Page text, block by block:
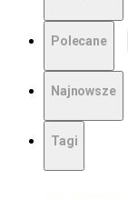
Polecane
Najnowsze
Tagi